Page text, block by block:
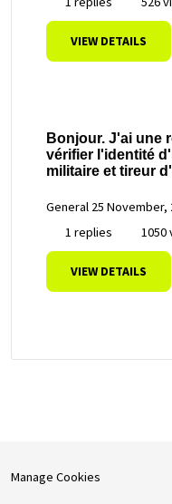
VIEW DETAILS
Bonjour. J'ai une
vérifier l'identité
militaire et tireur
General 25 November,
1 replies
1050
VIEW DETAILS
Manage Cookies